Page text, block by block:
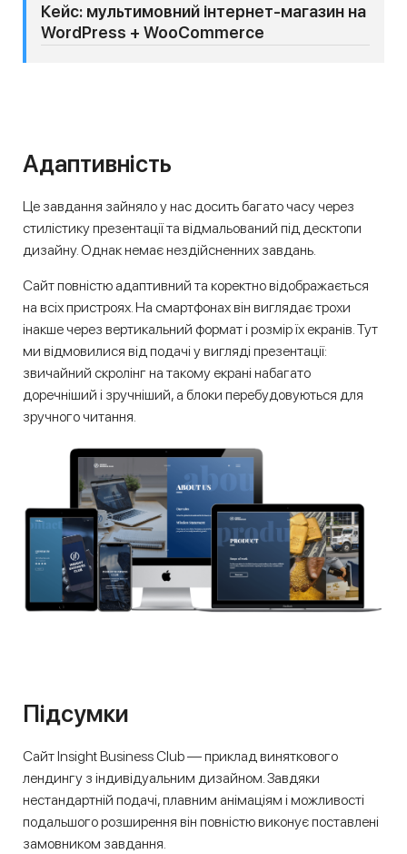
Кейс: мультимовний інтернет-магазин на
WordPress + WooCommerce
Адаптивність
Це завдання зайняло у нас досить багато часу через
стилістику презентації та відмальований під десктопи
дизайну. Однак немає нездійсненних завдань.
Сайт повністю адаптивний та коректно відображається
на всіх пристроях. На смартфонах він виглядає трохи
інакше через вертикальний формат і розмір їх екранів. Тут
ми відмовилися від подачі у вигляді презентації:
звичайний скролінг на такому екрані набагато
доречніший і зручніший, а блоки перебудовуються для
зручного читання.
Підсумки
Сайт Insight Business Club — приклад виняткового
лендингу з індивідуальним дизайном. Завдяки
нестандартній подачі, плавним анімаціям і можливості
подальшого розширення він повністю виконує поставлені
замовником завдання.